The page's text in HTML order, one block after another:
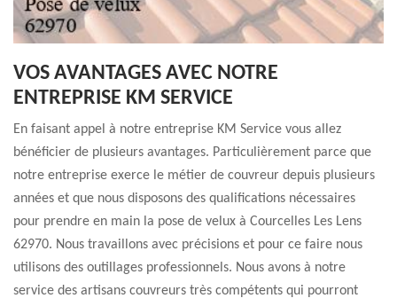
VOS AVANTAGES AVEC NOTRE
ENTREPRISE KM SERVICE
En faisant appel à notre entreprise KM Service vous allez
bénéficier de plusieurs avantages. Particulièrement parce que
notre entreprise exerce le métier de couvreur depuis plusieurs
années et que nous disposons des qualifications nécessaires
pour prendre en main la pose de velux à Courcelles Les Lens
62970. Nous travaillons avec précisions et pour ce faire nous
utilisons des outillages professionnels. Nous avons à notre
service des artisans couvreurs très compétents qui pourront